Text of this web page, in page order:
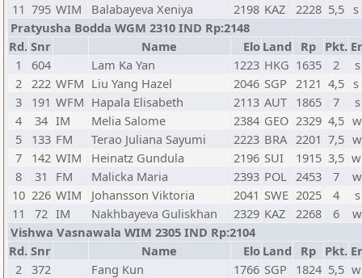
11 795 WIM Balabayeva Xeniya 2198 KAZ 2228 5,5
Pratyusha Bodda WGM 2310 IND Rp:2148
Rd. Snr Name Elo Land Rp Pkt.
1
604 Lam Ka Yan 1223 HKG 1635 2
2 222 WFM Liu Yang Hazel 2046 SGP 2121 4,5
3
191 WFM Hapala Elisabeth 2113 AUT 1865 7
4
34 IM Melia Salome 2384 GEO 2329 4,5
5
133 FM Terao Juliana Sayumi 2223 BRA 2201 7,5
7
142 WIM Heinatz Gundula 2196 SUI 1915 3,5
8
31 FM Malicka Maria 2393 POL 2453 7
10 226 WIM Johansson Viktoria 2041 SWE 2025 4
11
72 IM Nakhbayeva Guliskhan 2329 KAZ 2268 6
Vishwa Vasnawala WIM 2305 IND Rp:2104
Rd. Snr Name Elo Land Rp Pkt.
2 372 Fang Kun 1766 SGP 1824 5,5